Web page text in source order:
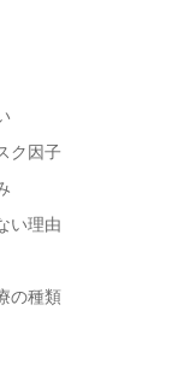
ク因子
い理由
の種類